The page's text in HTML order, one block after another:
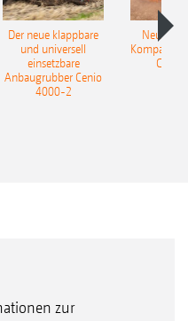
Der neue klappbare
und universell
einsetzbare
Anbaugrubber Cenio
4000-2
Neue
zur